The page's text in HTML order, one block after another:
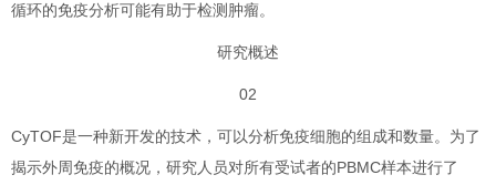
循环的免疫分析可能有助于检测肿瘤。
研究概述
02
CyTOF是一种新开发的技术，可以分析免疫细胞的组成和数量。为了
揭示外周免疫的概况，研究人员对所有受试者的PBMC样本进行了